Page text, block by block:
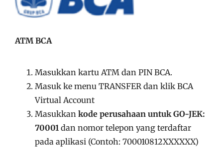
ATM BCA
Masukkan kartu ATM dan PIN BCA.
Masuk ke menu TRANSFER dan klik BCA
Virtual Account
Masukkan kode perusahaan untuk GO-JEK:
70001 dan nomor telepon yang terdaftar
pada aplikasi (Contoh: 700010812XXXXXX)